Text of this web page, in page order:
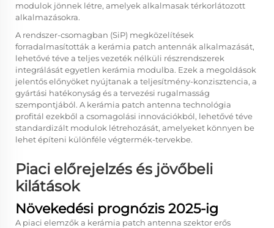
modulok jönnek létre, amelyek alkalmasak térkorlátozott
alkalmazásokra.
A rendszer-csomagban (SiP) megközelítések
forradalmasították a kerámia patch antennák alkalmazását,
lehetővé téve a teljes vezeték nélküli részrendszerek
integrálását egyetlen kerámia modulba. Ezek a megoldások
jelentős előnyöket nyújtanak a teljesítmény-konzisztencia, a
gyártási hatékonyság és a tervezési rugalmasság
szempontjából. A kerámia patch antenna technológia
profitál ezekből a csomagolási innovációkból, lehetővé téve
standardizált modulok létrehozását, amelyeket könnyen be
lehet építeni különféle végtermék-tervekbe.
Piaci előrejelzés és jövőbeli
kilátások
Növekedési prognózis 2025-ig
A piaci elemzők a kerámia patch antenna szektor erős